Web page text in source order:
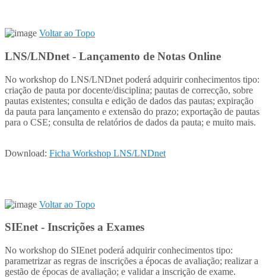
Voltar ao Topo
LNS/LNDnet - Lançamento de Notas Online
No workshop do LNS/LNDnet poderá adquirir conhecimentos tipo:
criação de pauta por docente/disciplina; pautas de correcção, sobre
pautas existentes; consulta e edição de dados das pautas; expiração
da pauta para lançamento e extensão do prazo; exportação de pautas
para o CSE; consulta de relatórios de dados da pauta; e muito mais.
Download: Ficha Workshop LNS/LNDnet
Voltar ao Topo
SIEnet - Inscrições a Exames
No workshop do SIEnet poderá adquirir conhecimentos tipo:
parametrizar as regras de inscrições a épocas de avaliação; realizar a
gestão de épocas de avaliação; e validar a inscrição de exame.